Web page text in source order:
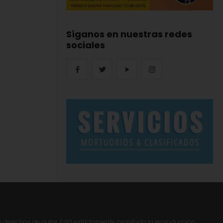
Síganos en nuestras redes
sociales